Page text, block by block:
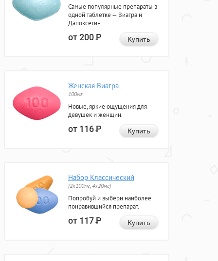
Самые популярные препараты в
одной таблетке — Виагра и
Дапоксетин.
от 200Р Купить
Женская Виагра
100мг
Новые, яркие ощущения для
девушек и женщин.
от 116Р Купить
Набор Классический
(2x100мг, 4x20мг)
Попробуй и выбери наиболее
понравившийся препарат.
от 117Р Купить